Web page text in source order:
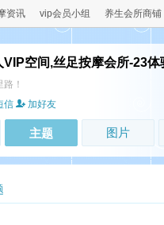
资讯 vip会员小组 养生会所商铺
VIP空间,丝足按摩会所-23体
！
信 加好友
主题 图片